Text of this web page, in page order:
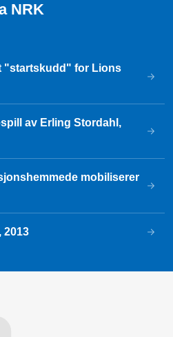
NRK
"startskudd" for Lions
av Erling Stordahl,
mobiliserer
2013